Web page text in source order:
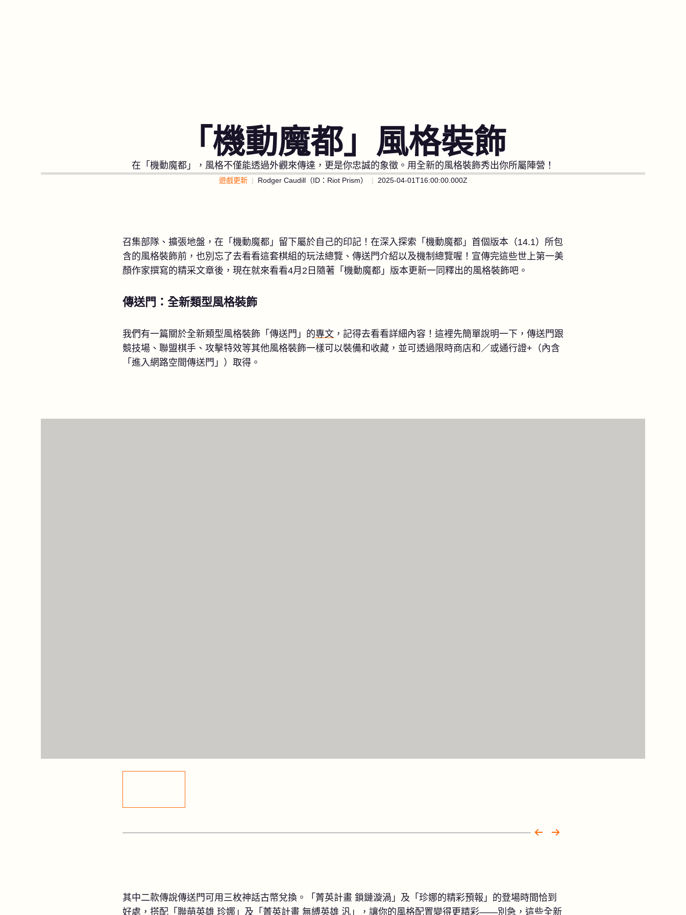
「機動魔都」風格裝飾
在「機動魔都」，風格不僅能透過外觀來傳達，更是你忠誠的象徵。用全新的風格裝飾秀出你所屬陣營！
遊戲更新 Rodger Caudill（ID：Riot Prism） 2025-04-01T16:00:00.000Z
召集部隊、擴張地盤，在「機動魔都」留下屬於自己的印記！在深入探索「機動魔都」首個版本（14.1）所包
含的風格裝飾前，也別忘了去看看這套棋組的玩法總覽、傳送門介紹以及機制總覽喔！宣傳完這些世上第一美
顏作家撰寫的精采文章後，現在就來看看4月2日隨著「機動魔都」版本更新一同釋出的風格裝飾吧。
傳送門：全新類型風格裝飾
我們有一篇關於全新類型風格裝飾「傳送門」的專文 ，記得去看看詳細內容！這裡先簡單說明一下，傳送門跟
競技場、聯盟棋手、攻擊特效等其他風格裝飾一樣可以裝備和收藏，並可透過限時商店和／或通行證+（內含
「進入網路空間傳送門」）取得。
其中二款傳說傳送門可用三枚神話古幣兌換。「菁英計畫 鎖鏈漩渦」及「珍娜的精彩預報」的登場時間恰到
好處，搭配「聯萌英雄 珍娜」及「菁英計畫 無縛英雄 汎」，讓你的風格配置變得更精彩——別急，這些全新